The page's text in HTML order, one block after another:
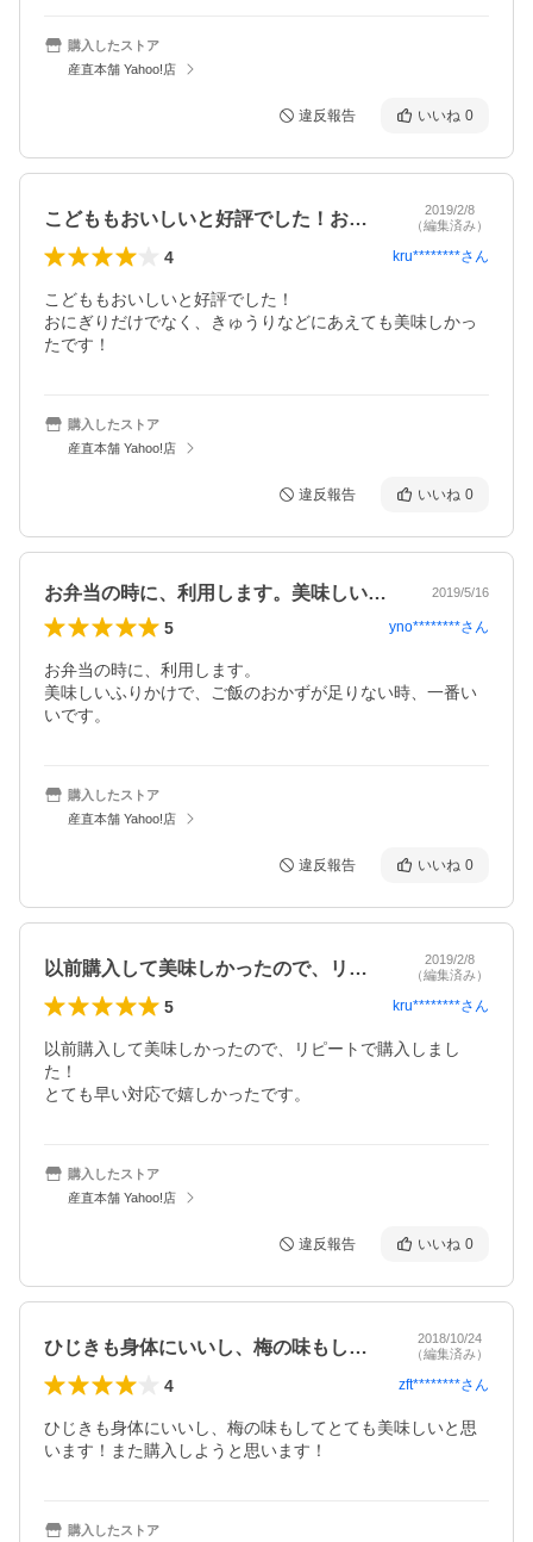
購入したストア
産直本舗 Yahoo!店
違反報告 いいね 0
こどももおいしいと好評でした！おにぎり…
2019/2/8
（編集済み）
4 kru********さん
こどももおいしいと好評でした！
おにぎりだけでなく、きゅうりなどにあえても美味しかっ
たです！
購入したストア
産直本舗 Yahoo!店
違反報告 いいね 0
お弁当の時に、利用します。美味しいふり… 2019/5/16
5 yno********さん
お弁当の時に、利用します。
美味しいふりかけで、ご飯のおかずが足りない時、一番い
いです。
購入したストア
産直本舗 Yahoo!店
違反報告 いいね 0
以前購入して美味しかったので、リピート…
2019/2/8
（編集済み）
5 kru********さん
以前購入して美味しかったので、リピートで購入しまし
た！
とても早い対応で嬉しかったです。
購入したストア
産直本舗 Yahoo!店
違反報告 いいね 0
ひじきも身体にいいし、梅の味もしてとて…
2018/10/24
（編集済み）
4 zft********さん
ひじきも身体にいいし、梅の味もしてとても美味しいと思
います！また購入しようと思います！
購入したストア